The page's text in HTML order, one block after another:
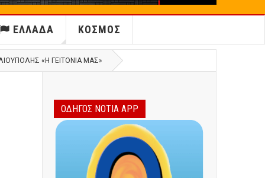
ΕΛΛΑΔΑ ΚΟΣΜΟΣ
«Η ΓΕΙΤΟΝΙΆ ΜΑΣ»
ΟΔΗΓΟΣ ΝΟΤΙΑ APP